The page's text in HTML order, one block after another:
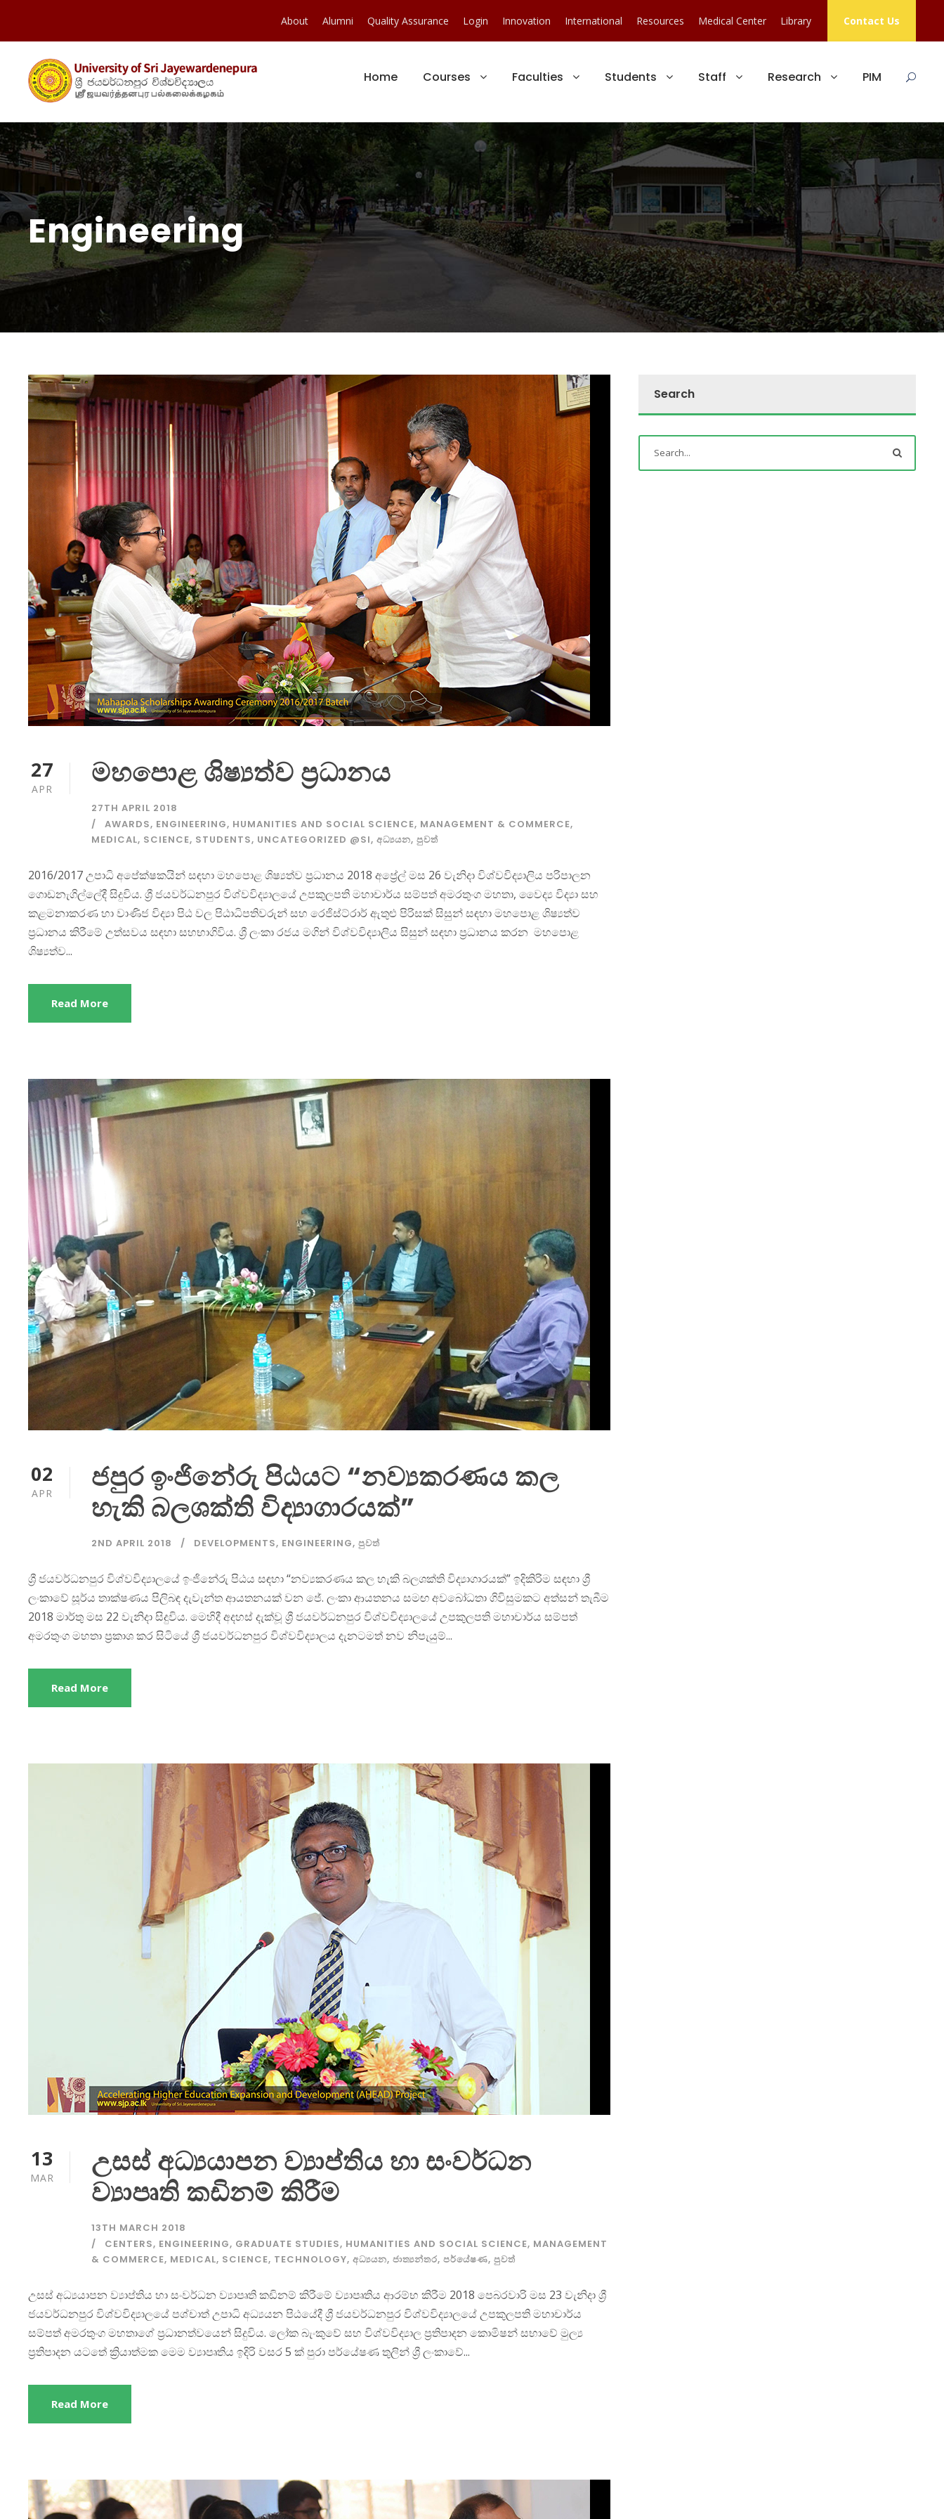
About Alumni Quality Assurance Login Innovation International Resources Medical Center Library Contact Us
Home Courses Faculties Students Staff Research PIM
Engineering
27
APR මහපොළ ශිෂ්‍යත්ව ප්‍රධානය
27TH APRIL 2018
AWARDS, ENGINEERING, HUMANITIES AND SOCIAL SCIENCE, MANAGEMENT & COMMERCE,
MEDICAL, SCIENCE, STUDENTS, UNCATEGORIZED @SI, අධ්‍යයන, පුවත්
2016/2017 උපාධි අපේක්ෂකයින් සඳහා මහපොළ ශිෂ්‍යත්ව ප්‍රධානය 2018 අප්‍රේල් මස 26 වැනිදා විශ්වවිද්‍යාලිය පරිපාලන
ගොඩනැගිල්ලේදී සිදුවිය. ශ්‍රී ජයවර්ධනපුර විශ්වවිද්‍යාලයේ උපකුලපති මහාචාර්ය සම්පත් අමරතුංග මහතා, වෛද්‍ය විද්‍යා සහ
කළමනාකරණ හා වාණිජ විද්‍යා පිඨ වල පිඨාධිපතිවරුන් සහ රෙජිස්ට්රාර් ඇතුළු පිරිසක් සිසුන් සඳහා මහපොළ ශිෂ්‍යත්ව
ප්‍රධානය කිරීමේ උත්සවය සඳහා සහභාගිවිය. ශ්‍රී ලංකා රජය මගින් විශ්වවිද්‍යාලිය සිසුන් සඳහා ප්‍රධානය කරන මහපොළ
ශිෂ්‍යත්ව...
Read More
02
APR
ජපුර ඉංජිනේරු පිඨයට “නව්‍යකරණය කල
හැකි බලශක්ති විද්‍යාගාරයක්”
2ND APRIL 2018 DEVELOPMENTS, ENGINEERING, පුවත්
ශ්‍රී ජයවර්ධනපුර විශ්වවිද්‍යාලයේ ඉංජිනේරු පිඨය සඳහා “නව්‍යකරණය කල හැකි බලශක්ති විද්‍යාගාරයක්” ඉදිකිරිම සඳහා ශ්‍රී
ලංකාවේ සූර්ය තාක්ෂණය පිලිබඳ දැවැන්ත ආයතනයක් වන ජේ. ලංකා ආයතනය සමඟ අවබෝධතා ගිවිසුමකට අත්සන් තැබීම
2018 මාර්තු මස 22 වැනිදා සිදුවිය. මෙහිදී අදහස්‌ දැක්වූ ශ්‍රී ජයවර්ධනපුර විශ්වවිද්‍යාලයේ උපකුලපති මහාචාර්ය සම්පත්
අමරතුංග මහතා ප්‍රකාශ කර සිටියේ ශ්‍රී ජයවර්ධනපුර විශ්වවිද්‍යාලය දැනටමත් නව නිපැයුම්...
Read More
13
MAR
උසස් අධ්‍යයාපන ව්‍යාප්තිය හා සංවර්ධන
ව්‍යාපෘති කඩිනම් කිරීම
13TH MARCH 2018
CENTERS, ENGINEERING, GRADUATE STUDIES, HUMANITIES AND SOCIAL SCIENCE, MANAGEMENT
& COMMERCE, MEDICAL, SCIENCE, TECHNOLOGY, අධ්‍යයන, ජාත්‍යන්තර, පර්යේෂණ, පුවත්
උසස් අධ්‍යයාපන ව්‍යාප්තිය හා සංවර්ධන ව්‍යාපෘති කඩිනම් කිරීමේ ව්‍යාපෘතිය ආරම්භ කිරීම 2018 පෙබරවාරි මස 23 වැනිදා ශ්‍රී
ජයවර්ධනපුර විශ්වවිද්‍යාලයේ පශ්චාත් උපාධි අධ්‍යයන පිඨයේදී ශ්‍රී ජයවර්ධනපුර විශ්වවිද්‍යාලයේ උපකුලපති මහාචාර්ය
සම්පත් අමරතුංග මහතාගේ ප්‍රධානත්වයෙන් සිදුවිය. ලෝක බැංකුවේ සහ විශ්වවිද්‍යාල ප්‍රතිපාදන කොමිෂන් සභාවේ මුල්‍ය
ප්‍රතිපාදන යටතේ ක්‍රියාත්මක මෙම ව්‍යාපෘතිය ඉදිරි වසර 5 ක් පුරා පර්යේෂණ තුලින් ශ්‍රී ලංකාවේ...
Read More
Search